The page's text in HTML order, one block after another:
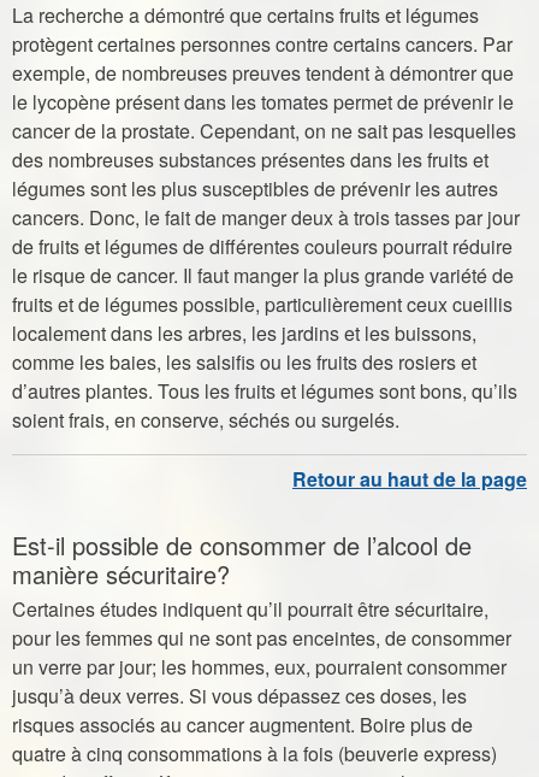
La recherche a démontré que certains fruits et légumes
protègent certaines personnes contre certains cancers. Par
exemple, de nombreuses preuves tendent à démontrer que
le lycopène présent dans les tomates permet de prévenir le
cancer de la prostate. Cependant, on ne sait pas lesquelles
des nombreuses substances présentes dans les fruits et
légumes sont les plus susceptibles de prévenir les autres
cancers. Donc, le fait de manger deux à trois tasses par jour
de fruits et légumes de différentes couleurs pourrait réduire
le risque de cancer. Il faut manger la plus grande variété de
fruits et de légumes possible, particulièrement ceux cueillis
localement dans les arbres, les jardins et les buissons,
comme les baies, les salsifis ou les fruits des rosiers et
d’autres plantes. Tous les fruits et légumes sont bons, qu’ils
soient frais, en conserve, séchés ou surgelés.
Est-il possible de consommer de l’alcool de
manière sécuritaire?
Certaines études indiquent qu’il pourrait être sécuritaire,
pour les femmes qui ne sont pas enceintes, de consommer
un verre par jour; les hommes, eux, pourraient consommer
jusqu’à deux verres. Si vous dépassez ces doses, les
risques associés au cancer augmentent. Boire plus de
quatre à cinq consommations à la fois (beuverie express)